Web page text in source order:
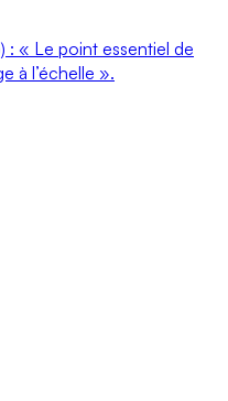
: « Le point essentiel de
à l’échelle ».